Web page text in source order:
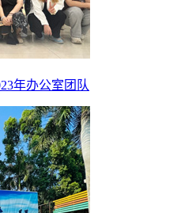
年办公室团队